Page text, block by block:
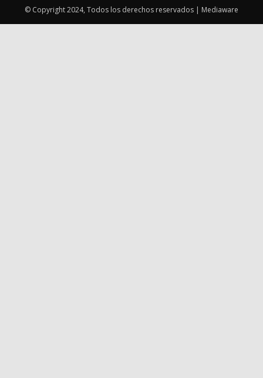
© Copyright 2024, Todos los derechos reservados | Mediaware